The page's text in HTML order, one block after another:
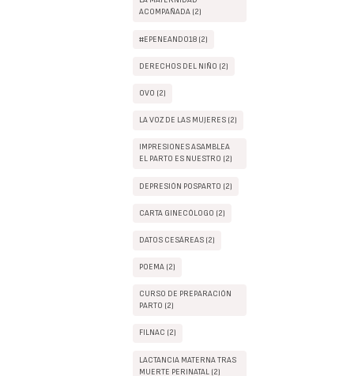
ACOMPAÑADA (2)
#EPENEANDO18 (2)
DERECHOS DEL NIÑO (2)
OVO (2)
LA VOZ DE LAS MUJERES (2)
IMPRESIONES ASAMBLEA
EL PARTO ES NUESTRO (2)
DEPRESIÓN POSPARTO (2)
CARTA GINECÓLOGO (2)
DATOS CESÁREAS (2)
POEMA (2)
CURSO DE PREPARACIÓN
PARTO (2)
FILNAC (2)
LACTANCIA MATERNA TRAS
MUERTE PERINATAL (2)